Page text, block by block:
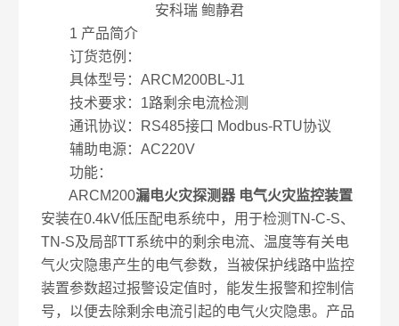
安科瑞 鲍静君
1 产品简介
订货范例：
具体型号：ARCM200BL-J1
技术要求：1路剩余电流检测
通讯协议：RS485接口 Modbus-RTU协议
辅助电源：AC220V
功能：
ARCM200漏电火灾探测器 电气火灾监控装置
安装在0.4kV低压配电系统中，用于检测TN-C-S、
TN-S及局部TT系统中的剩余电流、温度等有关电
气火灾隐患产生的电气参数，当被保护线路中监控
装置参数超过报警设定值时，能发生报警和控制信
号，以便去除剩余电流引起的电气火灾隐患。产品